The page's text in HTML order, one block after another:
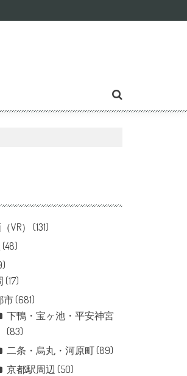
VR）
(131)
(48)
(17)
市 (681)
下鴨・宝ヶ池・平安神宮
(83)
二条・烏丸・河原町 (89)
京都駅周辺 (50)